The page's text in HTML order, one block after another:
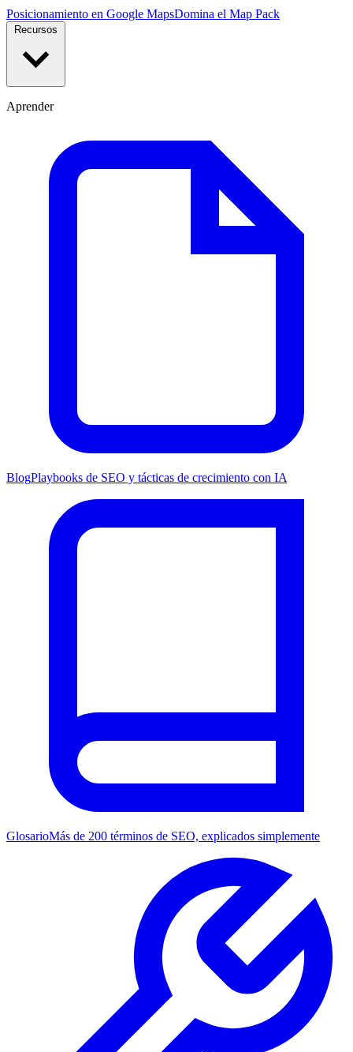
Posicionamiento en Google MapsDomina el Map Pack
Aprender
BlogPlaybooks de SEO y tácticas de crecimiento con IA
GlosarioMás de 200 términos de SEO, explicados simplemente